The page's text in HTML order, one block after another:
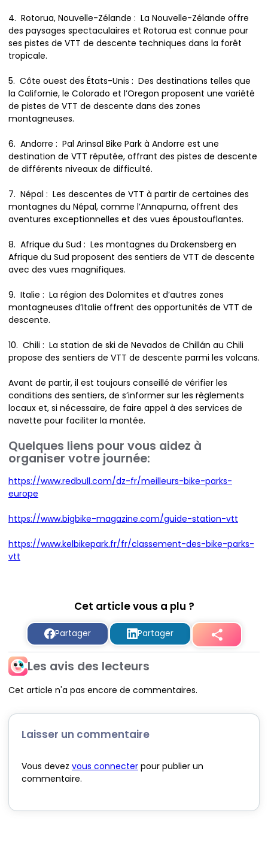
4. Rotorua, Nouvelle-Zélande : La Nouvelle-Zélande offre
des paysages spectaculaires et Rotorua est connue pour
ses pistes de VTT de descente techniques dans la forêt
tropicale.
5. Côte ouest des États-Unis : Des destinations telles que
la Californie, le Colorado et l’Oregon proposent une variété
de pistes de VTT de descente dans des zones
montagneuses.
6. Andorre : Pal Arinsal Bike Park à Andorre est une
destination de VTT réputée, offrant des pistes de descente
de différents niveaux de difficulté.
7. Népal : Les descentes de VTT à partir de certaines des
montagnes du Népal, comme l’Annapurna, offrent des
aventures exceptionnelles et des vues époustouflantes.
8. Afrique du Sud : Les montagnes du Drakensberg en
Afrique du Sud proposent des sentiers de VTT de descente
avec des vues magnifiques.
9. Italie : La région des Dolomites et d’autres zones
montagneuses d’Italie offrent des opportunités de VTT de
descente.
10. Chili : La station de ski de Nevados de Chillán au Chili
propose des sentiers de VTT de descente parmi les volcans.
Avant de partir, il est toujours conseillé de vérifier les
conditions des sentiers, de s’informer sur les règlements
locaux et, si nécessaire, de faire appel à des services de
navette pour faciliter la montée.
Quelques liens pour vous aidez à
organiser votre journée:
https://www.redbull.com/dz-fr/meilleurs-bike-parks-
europe
https://www.bigbike-magazine.com/guide-station-vtt
https://www.kelbikepark.fr/fr/classement-des-bike-parks-
vtt
Cet article vous a plu ?
Partager Partager
Les avis des lecteurs
Cet article n'a pas encore de commentaires.
Laisser un commentaire
Vous devez vous connecter pour publier un
commentaire.